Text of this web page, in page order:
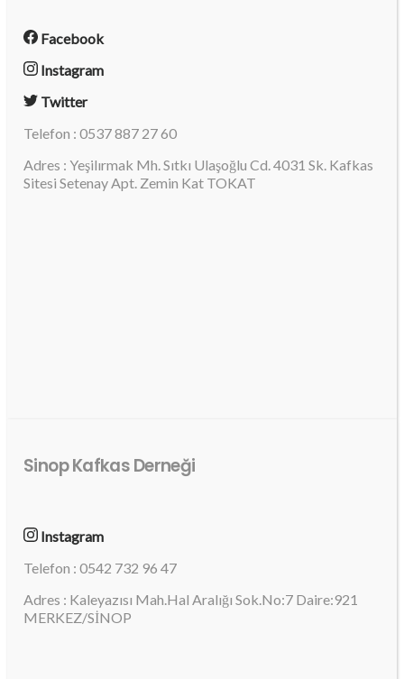
Facebook
Instagram
Twitter
Telefon : 0537 887 27 60
Adres : Yeşilırmak Mh. Sıtkı Ulaşoğlu Cd. 4031 Sk. Kafkas
Sitesi Setenay Apt. Zemin Kat TOKAT
Sinop Kafkas Derneği
Instagram
Telefon : 0542 732 96 47
Adres : Kaleyazısı Mah.Hal Aralığı Sok.No:7 Daire:921
MERKEZ/SİNOP